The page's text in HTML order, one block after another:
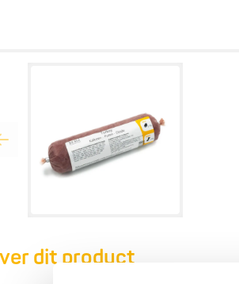
dit product